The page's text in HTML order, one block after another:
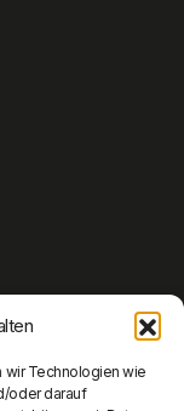
wir Technologien wie
oder darauf